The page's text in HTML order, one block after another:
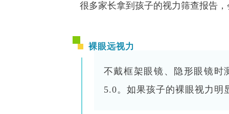
很多家长拿到孩子的视力筛查报告
裸眼远视力
不戴框架眼镜、隐形眼镜时
5.0。如果孩子的裸眼视力明